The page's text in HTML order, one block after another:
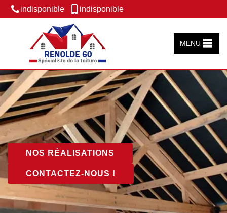
indisponible indisponible
MENU
NOS RÉALISATIONS
CONTACTEZ-NOUS !